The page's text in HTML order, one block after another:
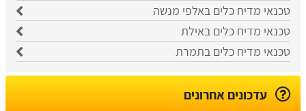
טכנאי מדיח כלים באלפי מנשה
טכנאי מדיח כלים באילת
טכנאי מדיח כלים בתמרת
עדכונים אחרונים